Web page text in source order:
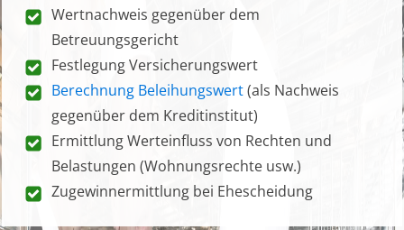
Wertnachweis gegenüber dem
Betreuungsgericht
Festlegung Versicherungswert
Berechnung Beleihungswert(als Nachweis
gegenüber dem Kreditinstitut)
Ermittlung Werteinfluss von Rechten und
Belastungen (Wohnungsrechte usw.)
Zugewinnermittlung bei Ehescheidung